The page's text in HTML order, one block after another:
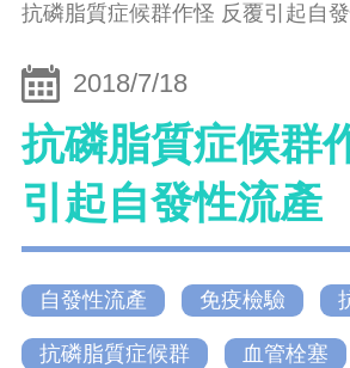
抗磷脂質症候群作怪 反覆引起自
2018/7/18
抗磷脂質症候群
引起自發性流產
自發性流產 免疫檢驗
抗磷脂質症候群 血管栓塞